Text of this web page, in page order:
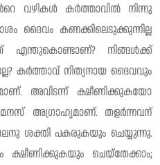
വഴികൾ കർത്താവിൽ നിന്നു
ദൈവം കണക്കിലെടുക്കുന്നില്ല
എന്തുകൊണ്ടാണ്? നിങ്ങൾക്ക്
കർത്താവ് നിത്യനായ ദൈവവും
അവിടന്ന് ക്ഷീണിക്കുകയോ
അഗ്രാഹ്യമാണ്. തളർന്നവന്
ശക്തി പകരുകയും ചെയ്യുന്നു.
ചെയ്തേക്കാം;